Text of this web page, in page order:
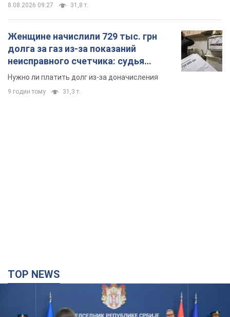
8.08.2026 09:27 31,8 т.
Женщине начислили 729 тыс. грн
долга за газ из-за показаний
неисправного счетчика: судья
вынес неожиданное решение
Нужно ли платить долг из-за доначисления
9 годин тому 31,3 т.
TOP NEWS